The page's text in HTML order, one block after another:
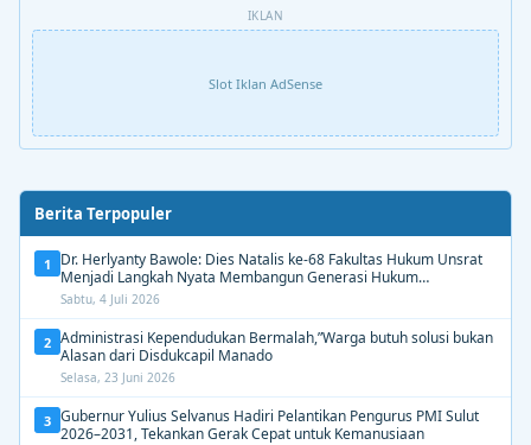
IKLAN
Slot Iklan AdSense
Berita Terpopuler
1
Dr. Herlyanty Bawole: Dies Natalis ke-68 Fakultas Hukum Unsrat
Menjadi Langkah Nyata Membangun Generasi Hukum
Berdampak
Sabtu, 4 Juli 2026
2 Administrasi Kependudukan Bermalah,”Warga butuh solusi bukan
Alasan dari Disdukcapil Manado
Selasa, 23 Juni 2026
3 Gubernur Yulius Selvanus Hadiri Pelantikan Pengurus PMI Sulut
2026–2031, Tekankan Gerak Cepat untuk Kemanusiaan